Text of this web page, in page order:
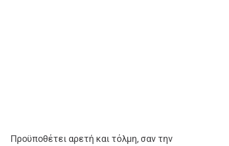
Προϋποθέτει αρετή και τόλμη, σαν την